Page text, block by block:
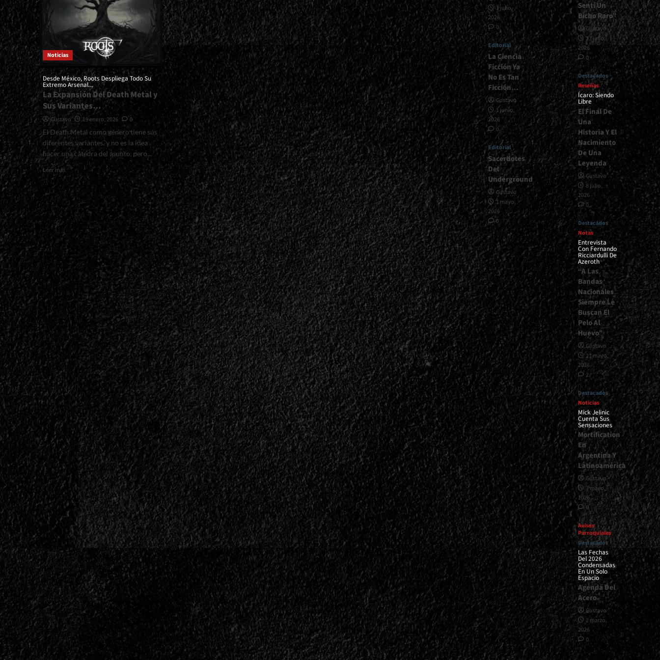
Noticias
Desde México, Roots Despliega Todo Su
Extremo Arsenal...
La Expansión Del Death Metal y
Sus Variantes…
Gustavo 19 enero, 2026
0
El Death Metal como género tiene sus
diferentes variantes, y no es la idea
hacer una cátedra del asunto, pero...
Leer más Read
more
about
<small>Desde
México,
Roots
Despliega
Todo
Su
Extremo
Arsenal...
<span>
|
</span>
</small>
<div>La
Expansión
Del
Death
Metal
Sus
Variantes…
</div>
1 julio,
2026
0
Editorial
La Ciencia
Ficción Ya
No Es Tan
Ficción…
Gustavo
1 junio,
2026
0
Editorial
Sacerdotes
Del
Underground
Gustavo
1 mayo,
2026
0
Sentí Un
Bicho Raro”
Gustavo
13 julio,
2026
0
Destacados
Reseñas
Ícaro: Siendo
Libre
El Final De
Una
Historia Y El
Nacimiento
De Una
Leyenda
Gustavo
8 julio,
2026
0
Destacados
Notas
Entrevista
Con Fernando
Ricciardulli De
Azeroth
“A Las
Bandas
Nacionales
Siempre Le
Buscan El
Pelo Al
Huevo”
Gustavo
21 mayo,
2026
2
Destacados
Noticias
Mick Jelinic
Cuenta Sus
Sensaciones
Mortification
En
Argentina Y
Latinoamérica
Gustavo
7 mayo,
2026
0
Avisos
Parroquiales
Destacados
Las Fechas
Del 2026
Condensadas
En Un Solo
Espacio
Agenda Del
Acero
Gustavo
2 marzo,
2026
0